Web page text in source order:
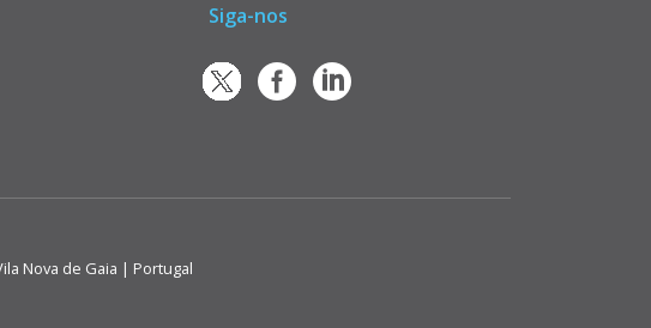
Siga-nos
Nova de Gaia | Portugal